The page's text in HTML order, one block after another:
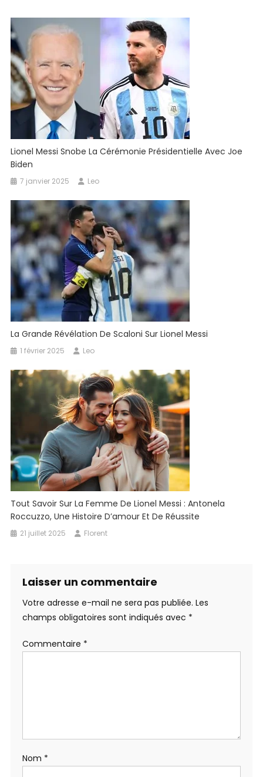
Lionel Messi Snobe La Cérémonie Présidentielle Avec Joe
Biden
7 janvier 2025 Leo
La Grande Révélation De Scaloni Sur Lionel Messi
1 février 2025 Leo
Tout Savoir Sur La Femme De Lionel Messi : Antonela
Roccuzzo, Une Histoire D’amour Et De Réussite
21 juillet 2025 Florent
Laisser un commentaire
Votre adresse e-mail ne sera pas publiée. Les
champs obligatoires sont indiqués avec *
Commentaire *
Nom *